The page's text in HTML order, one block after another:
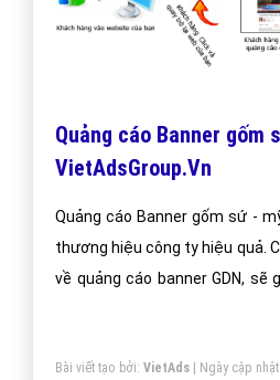
Quảng cáo Banner gốm
VietAdsGroup.Vn
Quảng cáo Banner gốm sứ -
thương hiệu công ty hiệu quả.
về quảng cáo banner GDN, sẽ
Bài viết tạo bởi: VietAds| Ngày cập nhật: